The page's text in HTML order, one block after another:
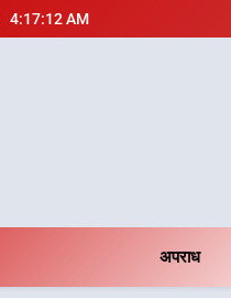
4:17:13 AM
अपराध